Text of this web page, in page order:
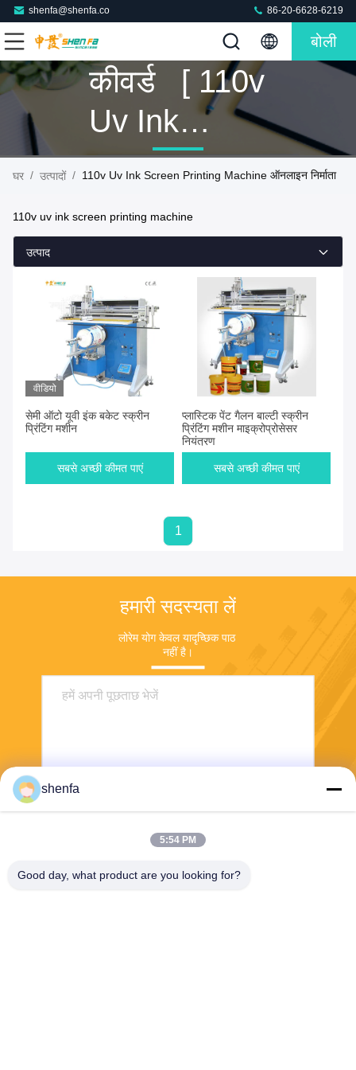
shenfa@shenfa.co 86-20-6628-6219
बोली
कीवर्ड [ 110v
Uv Ink
Screen
Machine ]
मिलान 2
उत्पादों
घर / उत्पादों / 110v Uv Ink Screen Printing Machine ऑनलाइन निर्माता
110v uv ink screen printing machine
उत्पाद
वीडियो
सेमी ऑटो यूवी इंक बकेट स्क्रीन
प्रिंटिंग मशीन
सबसे अच्छी कीमत पाएं
प्लास्टिक पेंट गैलन बाल्टी स्क्रीन
प्रिंटिंग मशीन माइक्रोप्रोसेसर
नियंत्रण
सबसे अच्छी कीमत पाएं
1
हमारी सदस्यता लें
लोरेम योग केवल यादृच्छिक पाठ
नहीं है।
shenfa
5:54 PM
Good day, what product are you looking for?